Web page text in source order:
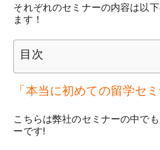
それぞれのセミナーの内容は以
ます！
目次
「本当に初めての留学セ
こちらは弊社のセミナーの中で
ーです!